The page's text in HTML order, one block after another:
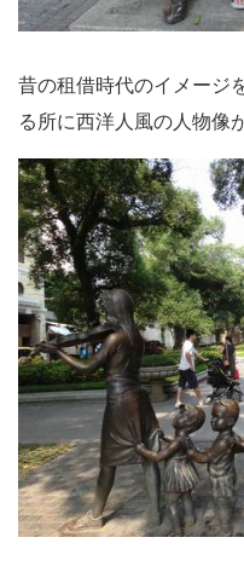
昔の租借時代のイメージ
る所に西洋人風の人物像